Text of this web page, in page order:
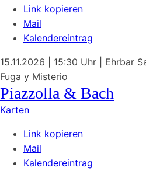
Link kopieren
Mail
Kalendereintrag
15.11.2026 | 15:30 Uhr
Ehrbar
Fuga y Misterio
Piazzolla & Bach
Karten
Link kopieren
Mail
Kalendereintrag